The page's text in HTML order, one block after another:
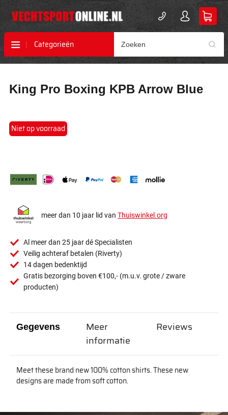
Categorieën
naar
de
naar
de
King Pro Boxing KPB Arrow Blue
Niet op voorraad
meer dan 10 jaar lid van Thuiswinkel.org
Al meer dan 25 jaar dé Specialisten
Veilig achteraf betalen (Riverty)
14 dagen bedenktijd
Gratis bezorging boven €100,- (m.u.v. grote / zware
producten)
Gegevens
Meet these brand new 100% cotton shirts. These new
designs are made from soft cotton.
Meer
informatie
Reviews